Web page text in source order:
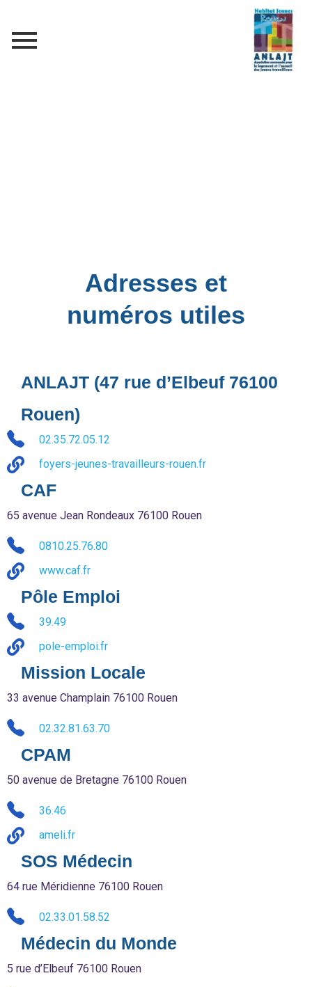
Adresses et
numéros utiles
ANLAJT (47 rue d’Elbeuf 76100
Rouen)
02.35.72.05.12
foyers-jeunes-travailleurs-rouen.fr
CAF
65 avenue Jean Rondeaux 76100 Rouen
0810.25.76.80
www.caf.fr
Pôle Emploi
39.49
pole-emploi.fr
Mission Locale
33 avenue Champlain 76100 Rouen
02.32.81.63.70
CPAM
50 avenue de Bretagne 76100 Rouen
36.46
ameli.fr
SOS Médecin
64 rue Méridienne 76100 Rouen
02.33.01.58.52
Médecin du Monde
5 rue d’Elbeuf 76100 Rouen